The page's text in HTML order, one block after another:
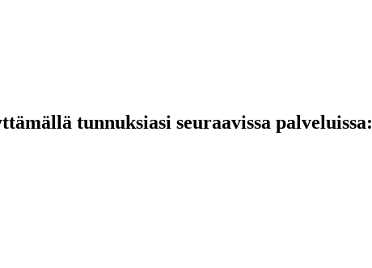
tunnuksiasi seuraavissa palveluissa: